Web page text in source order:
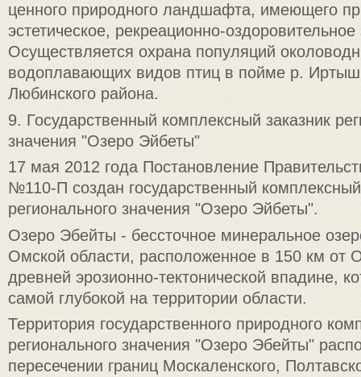
ценного природного ландшафта, имеющего
эстетическое, рекреационно-оздоровительное
Осуществляется охрана популяций
водоплавающих видов птиц в пойме р. Иртыш
Любинского района.
9. Государственный комплексный заказник
значения "Озеро Эйбеты"
17 мая 2012 года Постановление
№110-П создан государственный комплексный
регионального значения "Озеро Эйбеты".
Озеро Эбейты - бессточное минеральное
Омской области, расположенное в 150 км от
древней эрозионно-тектонической впадине,
самой глубокой на территории области.
Территория государственного природного
регионального значения "Озеро Эбейты"
пересечении границ Москаленского,